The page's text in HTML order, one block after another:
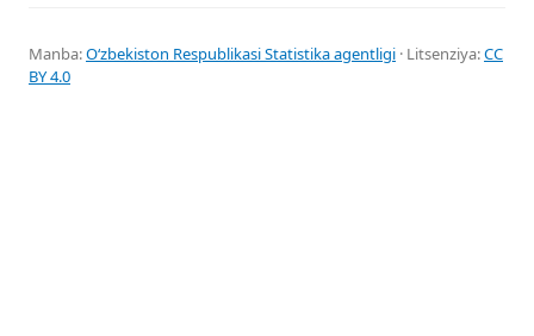
Manba:Oʻzbekiston Respublikasi Statistika agentligi · Litsenziya:CC
BY 4.0